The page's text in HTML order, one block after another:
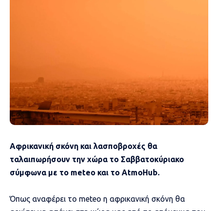
Αφρικανική σκόνη και λασποβροχές θα
ταλαιπωρήσουν την χώρα το Σαββατοκύριακο
σύμφωνα με το meteo και το AtmoHub.
Όπως αναφέρει το meteo η αφρικανική σκόνη θα